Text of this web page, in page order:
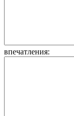
впечатления: